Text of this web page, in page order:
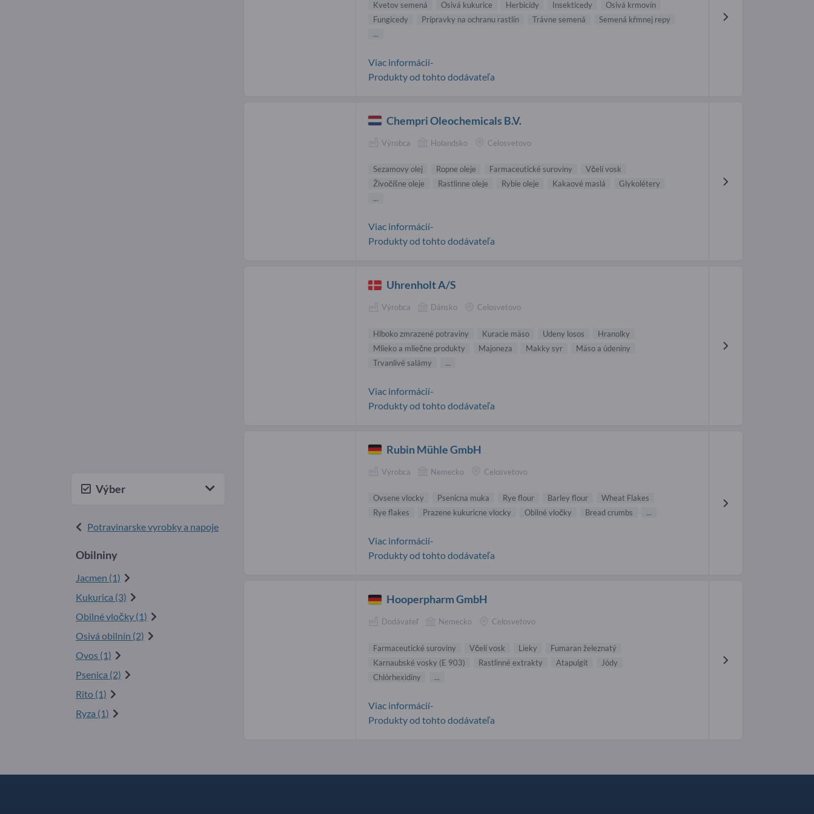
Výber
Potravinarske vyrobky a napoje
Obilniny
Jacmen (1)
Kukurica (3)
Obilné vločky (1)
Osivá obilnín (2)
Ovos (1)
Psenica (2)
Rito (1)
Ryza (1)
Kvetov semená Osivá kukurice Herbicídy Insekticedy
Osivá krmovín
Fungicedy
Prípravky na ochranu rastlín Trávne semená
Semená kŕmnej repy
...
Viac informácií-
Produkty od tohto dodávateľa
Chempri Oleochemicals B.V.
Výrobca Holandsko Celosvetovo
Sezamovy olej Ropne oleje Farmaceutické suroviny
Včelí vosk
Živočíšne oleje
Rastlinne oleje Rybie oleje Kakaové maslá
Glykolétery
...
Viac informácií-
Produkty od tohto dodávateľa
Uhrenholt A/S
Výrobca Dánsko Celosvetovo
Hlboko zmrazené potraviny Kuracie mäso Udeny losos
Hranolky
Mlieko a mliečne produkty
Majoneza Makky syr
Mäso a údeniny
Trvanlivé salámy
...
Viac informácií-
Produkty od tohto dodávateľa
Rubin Mühle GmbH
Výrobca Nemecko Celosvetovo
Ovsene vlocky Psenicna muka Rye flour Barley flour
Wheat Flakes
Rye flakes
Prazene kukuricne vlocky Obilné vločky Bread crumbs ...
Viac informácií-
Produkty od tohto dodávateľa
Hooperpharm GmbH
Dodávateľ Nemecko Celosvetovo
Farmaceutické suroviny Včelí vosk Lieky
Fumaran železnatý
Karnaubské vosky (E 903)
Rastlinné extrakty Atapulgit
Jódy
Chlórhexidíny
...
Viac informácií-
Produkty od tohto dodávateľa